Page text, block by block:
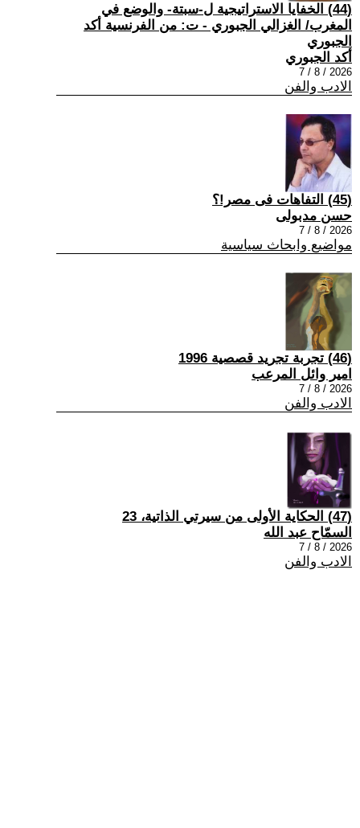
(44) الخفايا الاستراتيجية ل-سبتة- والوضع في
المغرب/ الغزالي الجبوري - ت: من الفرنسية أكد
الجبوري
أكد الجبوري
2026 / 8 / 7
الادب والفن
(45) التفاهات فى مصر!؟
حسن مدبولى
2026 / 8 / 7
مواضيع وابحاث سياسية
(46) تجربة تجريد قصصية 1996
امير وائل المرعب
2026 / 8 / 7
الادب والفن
(47) الحكاية الأولى من سيرتي الذاتية، 23
السمّاح عبد الله
2026 / 8 / 7
الادب والفن